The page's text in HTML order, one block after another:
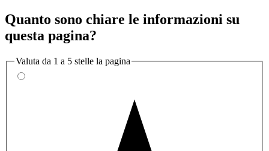
Quanto sono chiare le informazioni su
questa pagina?
Valuta da 1 a 5 stelle la pagina